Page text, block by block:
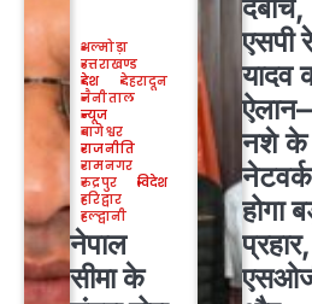
अल्मोड़ा
उत्तराखण्ड
देश
देहरादून
नैनीताल
न्यूज
बागेश्वर
राजनीति
रामनगर
रुद्रपुर
विदेश
हरिद्वार
हल्द्वानी
नेपाल
सीमा के
दबोचे,
एसपी
यादव
नशे के
होगा
प्रहार,